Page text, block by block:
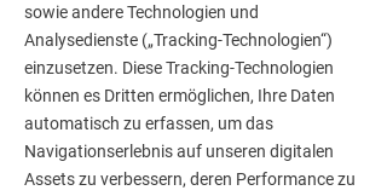
sowie andere Technologien und
Analysedienste („Tracking-Technologien“)
einzusetzen. Diese Tracking-Technologien
können es Dritten ermöglichen, Ihre Daten
automatisch zu erfassen, um das
Navigationserlebnis auf unseren digitalen
Assets zu verbessern, deren Performance zu